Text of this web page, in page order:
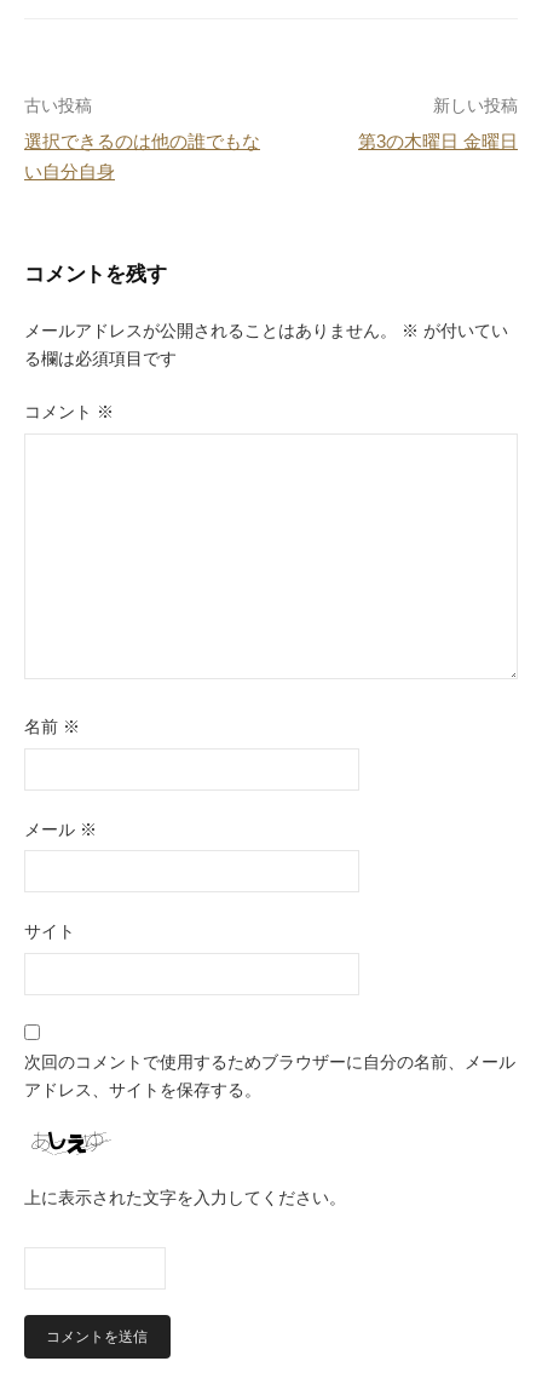
o
k
投
稿
ゲ
ー
シ
ョ
古い投稿
選択できるのは他の誰でもな
い自分自身
新しい投稿
第3の木曜日 金曜日
コメントを残す
メールアドレスが公開されることはありません。 ※ が付いてい
る欄は必須項目です
コメント ※
名前 ※
メール ※
サイト
次回のコメントで使用するためブラウザーに自分の名前、メール
アドレス、サイトを保存する。
上に表示された文字を入力してください。